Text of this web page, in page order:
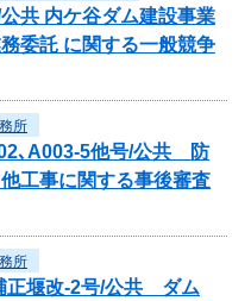
共 内ケ谷ダム建設事業
委託 に関する一般競争
所
､A003-5他号/公共 防
工事に関する事後審査
所
正堰改-2号/公共 ダム